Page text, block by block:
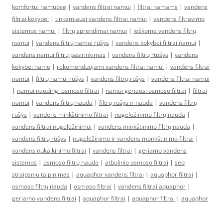
komfortui namuose | vandens filtrai namui | filtrai namams | vandens
filtrai kokybei | tinkamiausi vandens filtrai namui | vandens filtravimo
sistemos namui | filtrų sprendimai namui | ieškome vandens filtrų
namui | vandens filtrų namui rūšys | vandens kokybei filtrai namui |
vandens namui filtrų pasirinkimas | vandens filtrų rtūšys | vandens
kokybei name | rekomenduojami vandens filtrai namui | vandens filtrai
namui | filtrų namui rūšys | vandens filtrų rūšys | vandens filtrai namui
| namui naudingi osmoso filtrai | namui geriausi osmoso filtrai | filtrai
namui | vandens filtrų nauda | filtrų rūšys ir nauda | vandens filtrų
rūšys | vandens minkštinimo filtrai | nugeležinimo filtrų nauda |
vandens filtrai nugeležinimui | vandens minkštinimo filtrų nauda |
vandens filtrų rūšys | nugeležinimo ir vandens monkštinimo filtrai |
vandens nukalkinimo filtrai | vandens filtrai | geriamo vandens
sistemos | osmoso filtrų nauda | atbulinio osmoso filtrai | seo
straipsniu talpinimas | aquaphor vandens filtrai | aquaphor filtrai |
osmoso filtrų nauda | osmoso filtrai | vandens filtrai aquaphor |
geriamo vandens filtrai | aquaphor filtrai | aquaphor filtrai | aquaphor